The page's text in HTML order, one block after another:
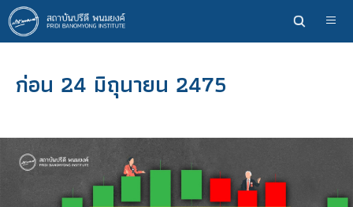
ข้าม
ไป
ยัง
หลักก่อน 24 มิถุนายน 2475